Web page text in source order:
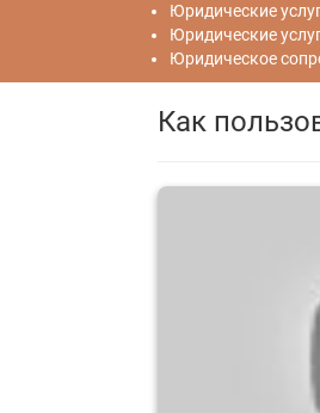
Юридические
Юридические
Юридическое
Как